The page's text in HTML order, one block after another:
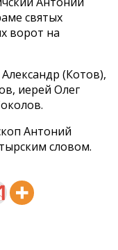
святых
ворот на
(Котов),
иерей Олег
Антоний
словом.